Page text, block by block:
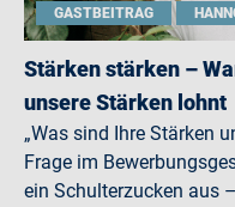
GASTBEITRAG
Stärken stärken –
unsere Stärken lohnt
„Was sind Ihre Stärken
Frage im
ein Schulterzucken aus